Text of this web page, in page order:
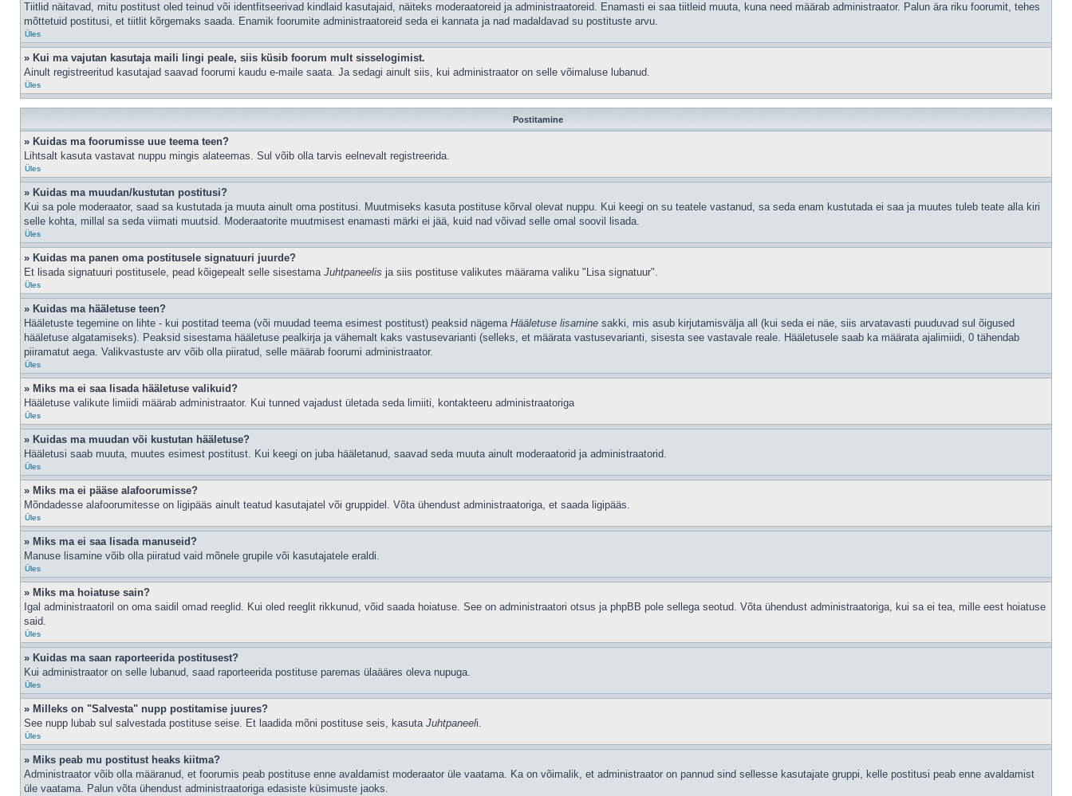
Tiitlid näitavad, mitu postitust oled teinud või identfitseerivad kindlaid kasutajaid, näiteks moderaatoreid ja administraatoreid. Enamasti ei saa tiitleid muuta, kuna need määrab administraator. Palun ära riku foorumit, tehes
mõttetuid postitusi, et tiitlit kõrgemaks saada. Enamik foorumite administraatoreid seda ei kannata ja nad madaldavad su postituste arvu.
Üles
» Kui ma vajutan kasutaja maili lingi peale, siis küsib foorum mult sisselogimist.
Ainult registreeritud kasutajad saavad foorumi kaudu e-maile saata. Ja sedagi ainult siis, kui administraator on selle võimaluse lubanud.
Üles
Postitamine
» Kuidas ma foorumisse uue teema teen?
Lihtsalt kasuta vastavat nuppu mingis alateemas. Sul võib olla tarvis eelnevalt registreerida.
Üles
» Kuidas ma muudan/kustutan postitusi?
Kui sa pole moderaator, saad sa kustutada ja muuta ainult oma postitusi. Muutmiseks kasuta postituse kõrval olevat nuppu. Kui keegi on su teatele vastanud, sa seda enam kustutada ei saa ja muutes tuleb teate alla kiri
selle kohta, millal sa seda viimati muutsid. Moderaatorite muutmisest enamasti märki ei jää, kuid nad võivad selle omal soovil lisada.
Üles
» Kuidas ma panen oma postitusele signatuuri juurde?
Et lisada signatuuri postitusele, pead kõigepealt selle sisestama Juhtpaneelis ja siis postituse valikutes määrama valiku "Lisa signatuur".
Üles
» Kuidas ma hääletuse teen?
Hääletuste tegemine on lihte - kui postitad teema (või muudad teema esimest postitust) peaksid nägema Hääletuse lisamine sakki, mis asub kirjutamisvälja all (kui seda ei näe, siis arvatavasti puuduvad sul õigused
hääletuse algatamiseks). Peaksid sisestama hääletuse pealkirja ja vähemalt kaks vastusevarianti (selleks, et määrata vastusevarianti, sisesta see vastavale reale. Hääletusele saab ka määrata ajalimiidi, 0 tähendab
piiramatut aega. Valikvastuste arv võib olla piiratud, selle määrab foorumi administraator.
Üles
» Miks ma ei saa lisada hääletuse valikuid?
Hääletuse valikute limiidi määrab administraator. Kui tunned vajadust ületada seda limiiti, kontakteeru administraatoriga
Üles
» Kuidas ma muudan või kustutan hääletuse?
Hääletusi saab muuta, muutes esimest postitust. Kui keegi on juba hääletanud, saavad seda muuta ainult moderaatorid ja administraatorid.
Üles
» Miks ma ei pääse alafoorumisse?
Mõndadesse alafoorumitesse on ligipääs ainult teatud kasutajatel või gruppidel. Võta ühendust administraatoriga, et saada ligipääs.
Üles
» Miks ma ei saa lisada manuseid?
Manuse lisamine võib olla piiratud vaid mõnele grupile või kasutajatele eraldi.
Üles
» Miks ma hoiatuse sain?
Igal administraatoril on oma saidil omad reeglid. Kui oled reeglit rikkunud, võid saada hoiatuse. See on administraatori otsus ja phpBB pole sellega seotud. Võta ühendust administraatoriga, kui sa ei tea, mille eest hoiatuse
said.
Üles
» Kuidas ma saan raporteerida postitusest?
Kui administraator on selle lubanud, saad raporteerida postituse paremas ülaääres oleva nupuga.
Üles
» Milleks on "Salvesta" nupp postitamise juures?
See nupp lubab sul salvestada postituse seise. Et laadida mõni postituse seis, kasuta Juhtpaneeli.
Üles
» Miks peab mu postitust heaks kiitma?
Administraator võib olla määranud, et foorumis peab postituse enne avaldamist moderaator üle vaatama. Ka on võimalik, et administraator on pannud sind sellesse kasutajate gruppi, kelle postitusi peab enne avaldamist
üle vaatama. Palun võta ühendust administraatoriga edasiste küsimuste jaoks.